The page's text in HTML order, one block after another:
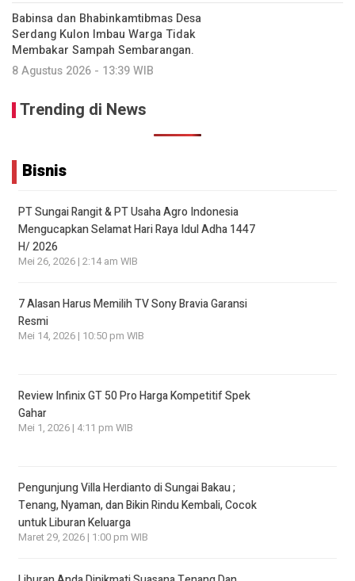
Babinsa dan Bhabinkamtibmas Desa
Serdang Kulon Imbau Warga Tidak
Membakar Sampah Sembarangan.
8 Agustus 2026 - 13:39 WIB
Trending di News
Bisnis
PT Sungai Rangit & PT Usaha Agro Indonesia
Mengucapkan Selamat Hari Raya Idul Adha 1447
H/ 2026
Mei 26, 2026 | 2:14 am WIB
7 Alasan Harus Memilih TV Sony Bravia Garansi
Resmi
Mei 14, 2026 | 10:50 pm WIB
Review Infinix GT 50 Pro Harga Kompetitif Spek
Gahar
Mei 1, 2026 | 4:11 pm WIB
Pengunjung Villa Herdianto di Sungai Bakau ;
Tenang, Nyaman, dan Bikin Rindu Kembali, Cocok
untuk Liburan Keluarga
Maret 29, 2026 | 1:00 pm WIB